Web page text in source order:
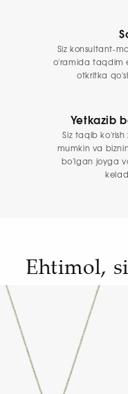
Siz konsultant-
o'ramida taqdim
otkritka
Yetkazib
Siz taqib
mumkin va
bo'lgan joyga
Ehtimol,